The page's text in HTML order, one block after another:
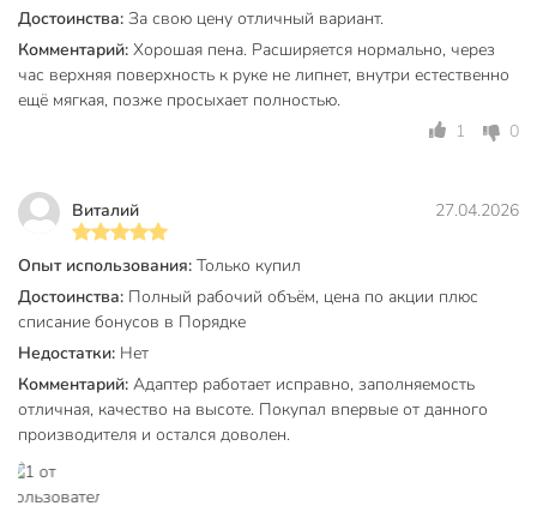
Достоинства: За свою цену отличный вариант.
Комментарий: Хорошая пена. Расширяется нормально, через
час верхняя поверхность к руке не липнет, внутри естественно
ещё мягкая, позже просыхает полностью.
1
0
Виталий 27.04.2026
Опыт использования: Только купил
Достоинства: Полный рабочий объём, цена по акции плюс
списание бонусов в Порядке
Недостатки: Нет
Комментарий: Адаптер работает исправно, заполняемость
отличная, качество на высоте. Покупал впервые от данного
производителя и остался доволен.